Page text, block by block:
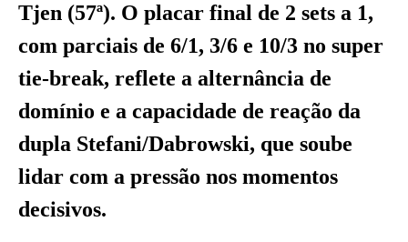
Tjen (57ª). O placar final de 2 sets a 1,
com parciais de 6/1, 3/6 e 10/3 no super
tie-break, reflete a alternância de
domínio e a capacidade de reação da
dupla Stefani/Dabrowski, que soube
lidar com a pressão nos momentos
decisivos.